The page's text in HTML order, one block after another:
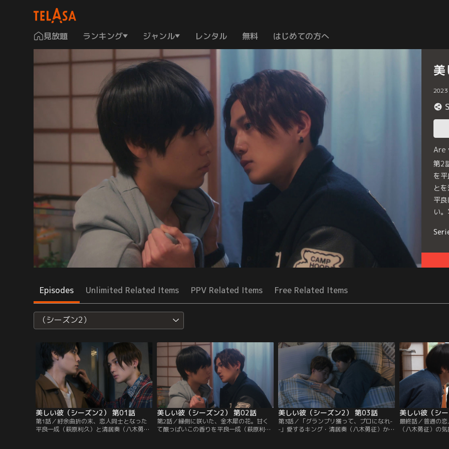
見放題 ランキング ジャンル レンタル 無料 はじめての方へ
2023
Are
第2
を
と
平
い
Episodes Unlimited Related Items PPV Related Items Free Related Items
（シーズン2）
美しい彼（シーズン2） 第01話
第1話／紆余曲折の末、恋人同士となった
平良一成（萩原利久）と清居奏（八木勇
美しい彼（シーズン2） 第02話
第2話／縁側に咲いた、金木犀の花。甘く
て酸っぱいこの香りを平良一成（萩原利
美しい彼（シーズン2） 第03話
第3話／「グランプリ獲って、プロになれ-
-」愛するキング・清居奏（八木勇征）から
最終話／普通の
（八木勇征）の